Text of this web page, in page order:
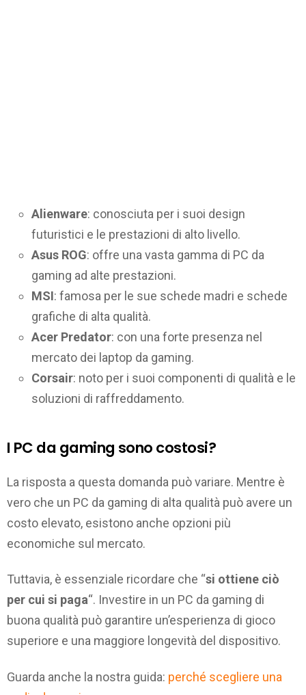
Alienware: conosciuta per i suoi design
futuristici e le prestazioni di alto livello.
Asus ROG: offre una vasta gamma di PC da
gaming ad alte prestazioni.
MSI: famosa per le sue schede madri e schede
grafiche di alta qualità.
Acer Predator: con una forte presenza nel
mercato dei laptop da gaming.
Corsair: noto per i suoi componenti di qualità e le
soluzioni di raffreddamento.
I PC da gaming sono costosi?
La risposta a questa domanda può variare. Mentre è
vero che un PC da gaming di alta qualità può avere un
costo elevato, esistono anche opzioni più
economiche sul mercato.
Tuttavia, è essenziale ricordare che “si ottiene ciò
per cui si paga“. Investire in un PC da gaming di
buona qualità può garantire un’esperienza di gioco
superiore e una maggiore longevità del dispositivo.
Guarda anche la nostra guida: perché scegliere una